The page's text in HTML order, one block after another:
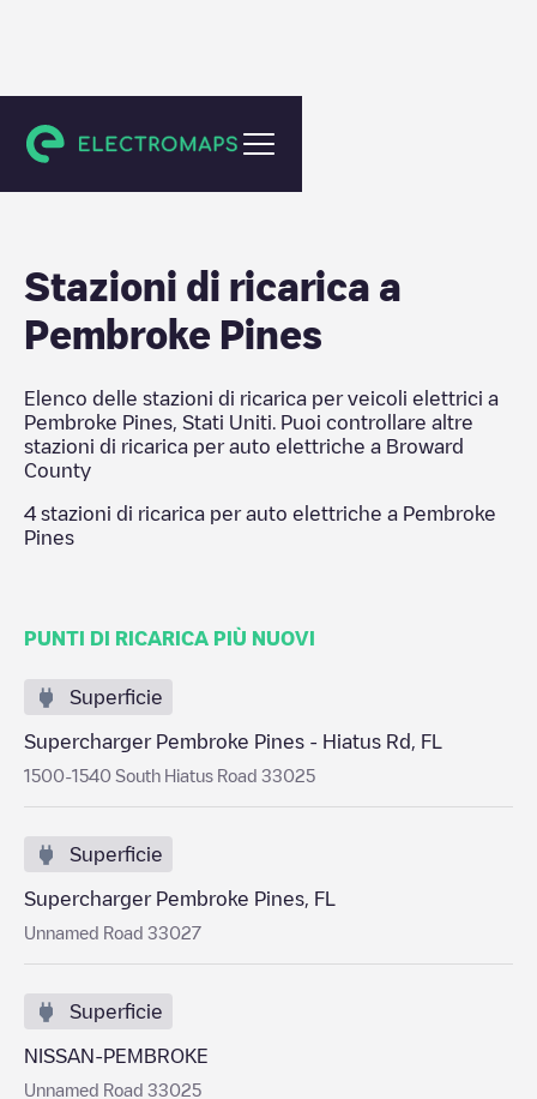
Broward County
Stazioni di ricarica a
Pembroke Pines
Elenco delle stazioni di ricarica per veicoli elettrici a
Pembroke Pines Stati Uniti . Puoi controllare altre
stazioni di ricarica per auto elettriche a Broward
County
4 stazioni di ricarica per auto elettriche a Pembroke
Pines
PUNTI DI RICARICA PIÙ NUOVI
Superficie
Supercharger Pembroke Pines - Hiatus Rd, FL
1500-1540 South Hiatus Road 33025
Superficie
Supercharger Pembroke Pines, FL
Unnamed Road 33027
Superficie
NISSAN-PEMBROKE
Unnamed Road 33025